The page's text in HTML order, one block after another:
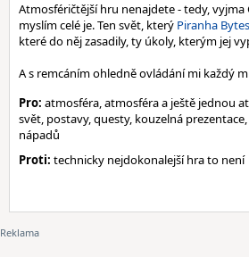
Atmosféričtější hru nenajdete - tedy,
myslím celé je. Ten svět, který Piranha Bytes
které do něj zasadily, ty úkoly, kterým jej
A s remcáním ohledně ovládání mi každý
Pro: atmosféra, atmosféra a ještě jednou
svět, postavy, questy, kouzelná
nápadů
Proti: technicky nejdokonalejší hra to není